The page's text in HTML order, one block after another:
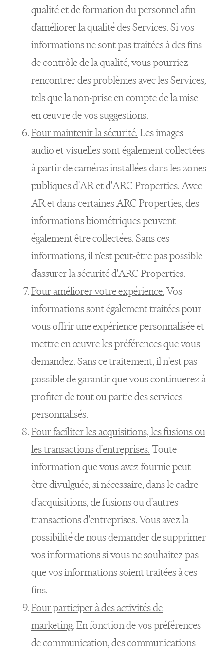
qualité et de formation du personnel afin
d’améliorer la qualité des Services. Si vos
informations ne sont pas traitées à des fins
de contrôle de la qualité, vous pourriez
rencontrer des problèmes avec les Services,
tels que la non-prise en compte de la mise
en œuvre de vos suggestions.
Pour maintenir la sécurité.Les images
audio et visuelles sont également collectées
à partir de caméras installées dans les zones
publiques d'AR et d'ARC Properties. Avec
AR et dans certaines ARC Properties, des
informations biométriques peuvent
également être collectées. Sans ces
informations, il n’est peut-être pas possible
d’assurer la sécurité d'ARC Properties.
Pour améliorer votre expérience.Vos
informations sont également traitées pour
vous offrir une expérience personnalisée et
mettre en œuvre les préférences que vous
demandez. Sans ce traitement, il n'est pas
possible de garantir que vous continuerez à
profiter de tout ou partie des services
personnalisés.
Pour faciliter les acquisitions, les fusions ou
les transactions d'entreprises.Toute
information que vous avez fournie peut
être divulguée, si nécessaire, dans le cadre
d'acquisitions, de fusions ou d'autres
transactions d'entreprises. Vous avez la
possibilité de nous demander de supprimer
vos informations si vous ne souhaitez pas
que vos informations soient traitées à ces
fins.
Pour participer à des activités de
marketing.En fonction de vos préférences
de communication, des communications